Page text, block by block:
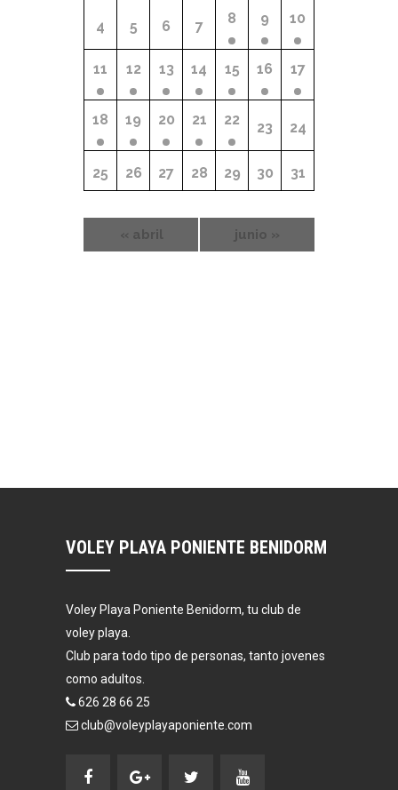
EVENTOS
Eventos
4 5 6 7 8 9 10
11 12 13 14 15 16 17
18 19 20 21 22 23 24
25 26 27 28 29 30 31
« abril junio »
VOLEY PLAYA PONIENTE BENIDORM
Voley Playa Poniente Benidorm, tu club de
voley playa.
Club para todo tipo de personas, tanto jovenes
como adultos.
626 28 66 25
club@voleyplayaponiente.com